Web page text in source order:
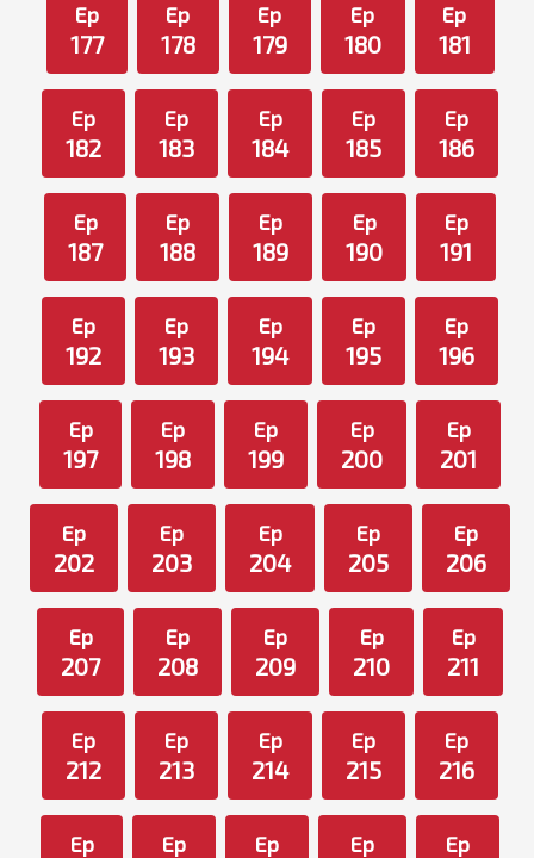
Ep
177
Ep
178
Ep
179
Ep
180
Ep
181
Ep
182
Ep
183
Ep
184
Ep
185
Ep
186
Ep
187
Ep
188
Ep
189
Ep
190
Ep
191
Ep
192
Ep
193
Ep
194
Ep
195
Ep
196
Ep
197
Ep
198
Ep
199
Ep
200
Ep
201
Ep
202
Ep
203
Ep
204
Ep
205
Ep
206
Ep
207
Ep
208
Ep
209
Ep
210
Ep
211
Ep
212
Ep
213
Ep
214
Ep
215
Ep
216
Ep Ep Ep Ep Ep